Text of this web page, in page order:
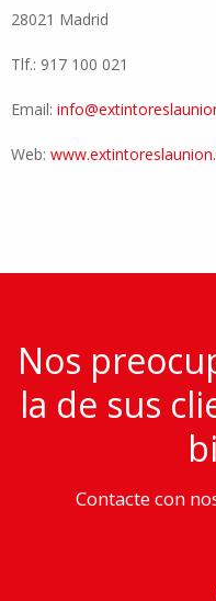
28021 Madrid
Tlf.: 917 100 021
Email:
Web:
Nos
la de sus
Contacte con